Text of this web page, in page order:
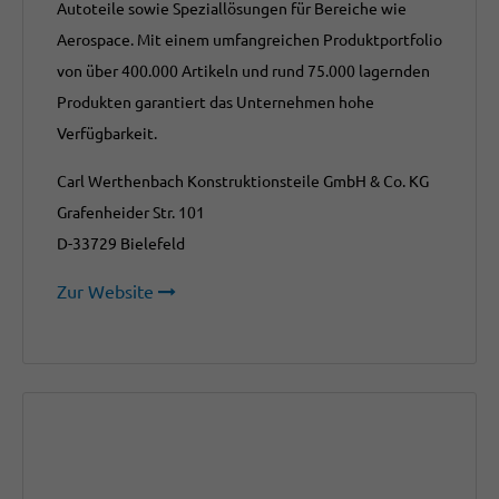
Autoteile sowie Speziallösungen für Bereiche wie
Aerospace. Mit einem umfangreichen Produktportfolio
von über 400.000 Artikeln und rund 75.000 lagernden
Produkten garantiert das Unternehmen hohe
Verfügbarkeit.
Carl Werthenbach Konstruktionsteile GmbH & Co. KG
Grafenheider Str. 101
D-33729 Bielefeld
Zur Website